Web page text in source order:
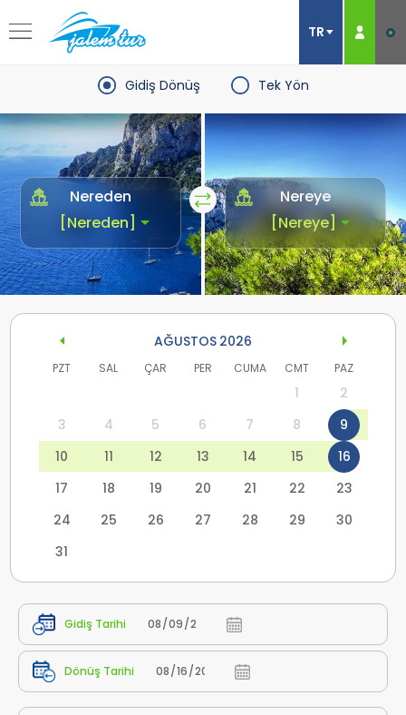
Gidiş Dönüş Tek Yön
Nereden Nereye
AĞUSTOS 2026
PZT SAL ÇAR PER CUMA CMT PAZ
1
2
3
4 5 6 7 8
9
10
11 12 13 14 15
16
17
18 19 20 21 22
23
24
25 26 27 28 29
30
31
Gidiş Tarihi
Dönüş Tarihi